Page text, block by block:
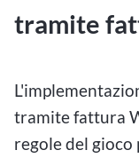
tramite
tramite fattura
regole del gioco